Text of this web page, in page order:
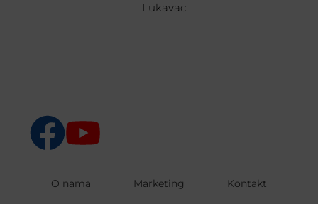
Lukavac
O nama Marketing Kontakt